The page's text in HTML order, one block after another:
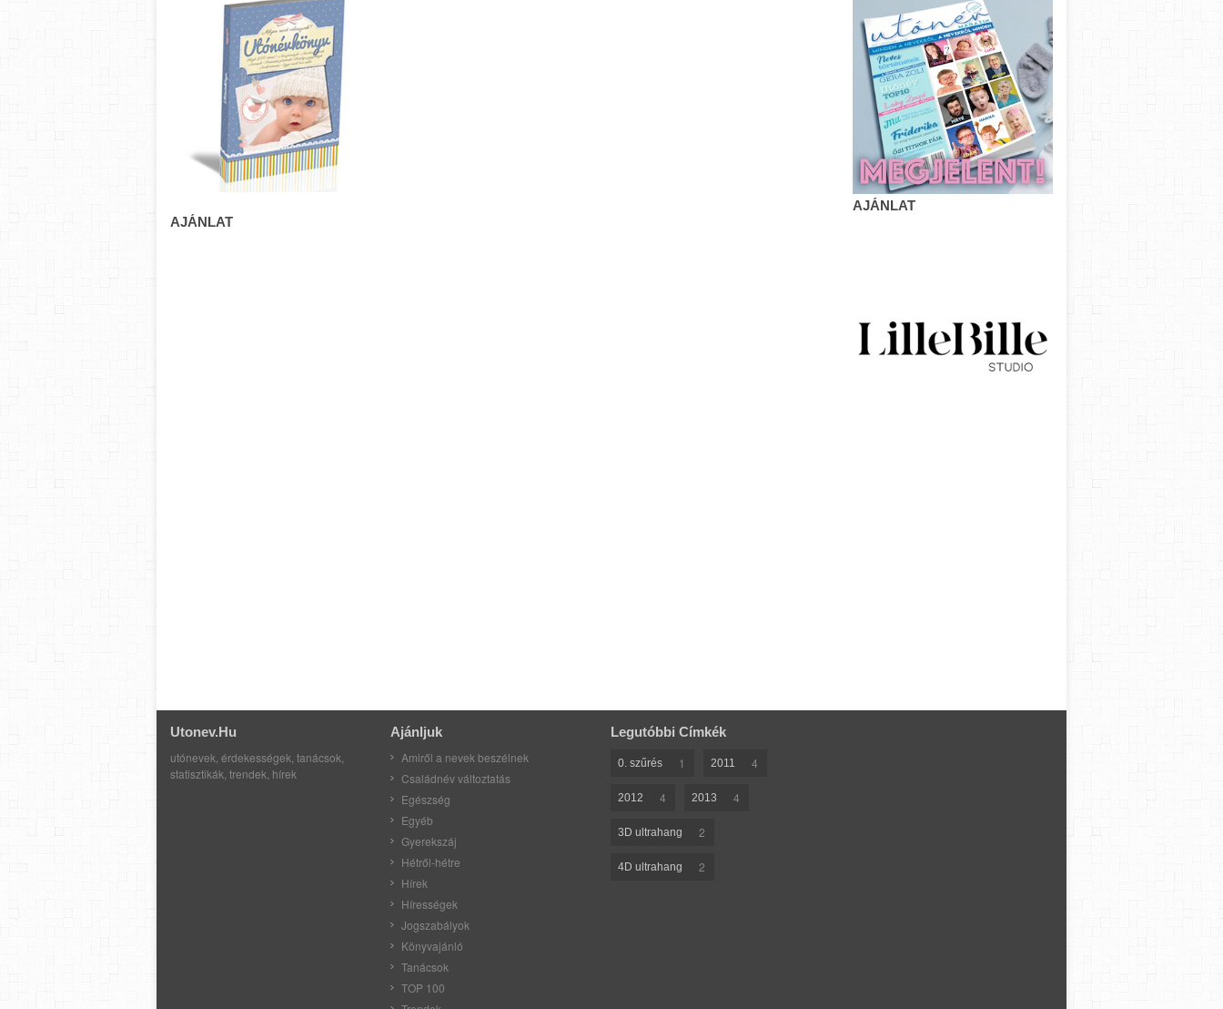
AJÁNLAT
AJÁNLAT
Utonev.hu
utónevek, érdekességek, tanácsok,
statisztikák, trendek, hírek
Ajánljuk
Amiről a nevek beszélnek
Családnév változtatás
Egészség
Egyéb
Gyerekszáj
Hétről-hétre
Hírek
Hírességek
Jogszabályok
Könyvajánló
Tanácsok
TOP 100
Legutóbbi Címkék
0. szűrés 1 2011 4
2012 4 2013 4
3D ultrahang 2
4D ultrahang 2